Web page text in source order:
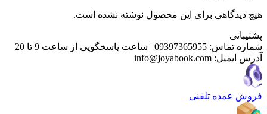
هیچ دیدگاهی برای این محصول نوشته نشده است.
پشتیبانی
شماره تماس: 09397365955
| ساعت پاسخگویی از ساعت 9 تا 20
آدرس ایمیل: info@joyabook.com
فروش عمده تلفنی